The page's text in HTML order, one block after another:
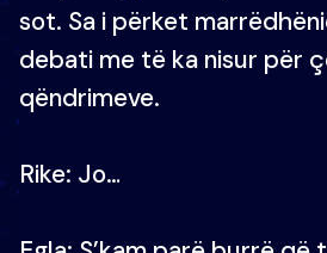
sot. Sa i përket
debati me të ka nisur për
qëndrimeve.
Rike: Jo…